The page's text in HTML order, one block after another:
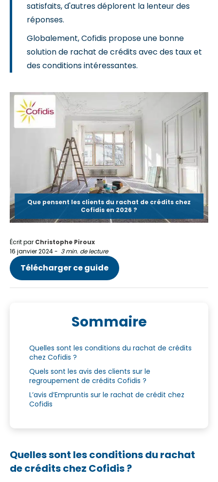
satisfaits, d'autres déplorent la lenteur des
réponses.
Globalement, Cofidis propose une bonne
solution de rachat de crédits avec des taux et
des conditions intéressantes.
Que pensent les clients du rachat de crédits chez
Cofidis en 2026 ?
Écrit par Christophe Piroux
16 janvier 2024- 3 min. de lecture
Télécharger ce guide
Sommaire
Quelles sont les conditions du rachat de crédits
chez Cofidis ?
Quels sont les avis des clients sur le
regroupement de crédits Cofidis ?
L’avis d’Empruntis sur le rachat de crédit chez
Cofidis
Quelles sont les conditions du rachat
de crédits chez Cofidis ?